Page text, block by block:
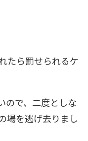
たら罰せられるケ
ので、二度としな
場を逃げ去りまし